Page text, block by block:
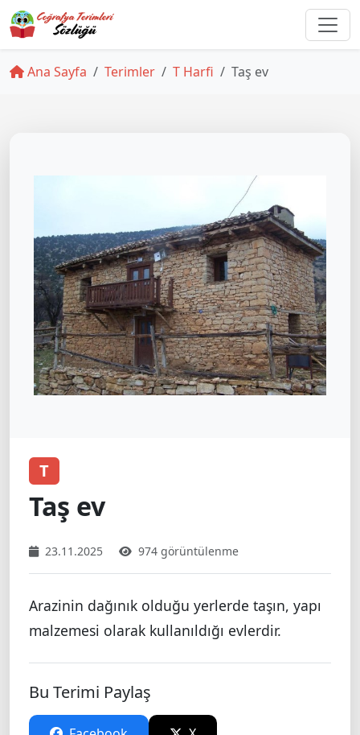
Ana Sayfa Terimler T Harfi Taş ev
T
Taş ev
23.11.2025 974 görüntülenme
Arazinin dağınık olduğu yerlerde taşın, yapı
malzemesi olarak kullanıldığı evlerdir.
Bu Terimi Paylaş